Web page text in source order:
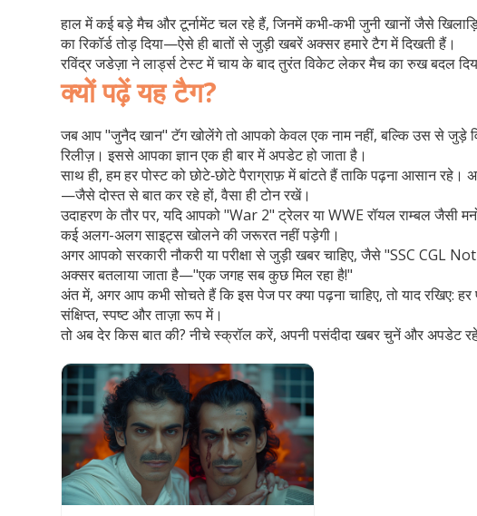
हाल में कई बड़े मैच और टूर्नामेंट चल रहे हैं, जिनमें कभी‑कभी जुनी खानों जैसे
का रिकॉर्ड तोड़ दिया—ऐसे ही बातों से जुड़ी खबरें अक्सर हमारे टैग में दिखती हैं।
रविंद्र जडेज़ा ने लार्ड्स टेस्ट में चाय के बाद तुरंत विकेट लेकर मैच का रुख बदल
क्यों पढ़ें यह टैग?
जब आप "जुनैद खान" टॅग खोलेंगे तो आपको केवल एक नाम नहीं, बल्कि उस से जुड़े
रिलीज़। इससे आपका ज्ञान एक ही बार में अपडेट हो जाता है।
साथ ही, हम हर पोस्ट को छोटे‑छोटे पैराग्राफ़ में बांटते हैं ताकि पढ़ना आसान
—जैसे दोस्त से बात कर रहे हों, वैसा ही टोन रखें।
उदाहरण के तौर पर, यदि आपको "War 2" ट्रेलर या WWE रॉयल राम्बल जैसी
कई अलग-अलग साइट्स खोलने की जरूरत नहीं पड़ेगी।
अगर आपको सरकारी नौकरी या परीक्षा से जुड़ी खबर चाहिए, जैसे "SSC CGL
अक्सर बतलाया जाता है—"एक जगह सब कुछ मिल रहा है!"
अंत में, अगर आप कभी सोचते हैं कि इस पेज पर क्या पढ़ना चाहिए, तो याद रखिए:
संक्षिप्त, स्पष्ट और ताज़ा रूप में।
तो अब देर किस बात की? नीचे स्क्रॉल करें, अपनी पसंदीदा खबर चुनें और अपडेट